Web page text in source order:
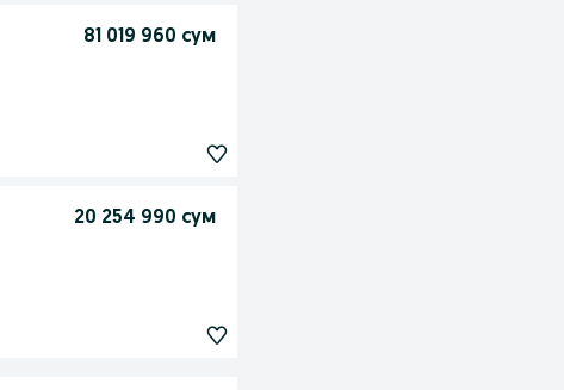
81 019 960 сум
20 254 990 сум